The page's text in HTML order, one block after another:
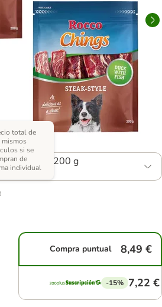
pato - 2 x 200 g
total de
mismos
si se
de
individual
Compra puntual 8,49 €
-15% 7,22 €